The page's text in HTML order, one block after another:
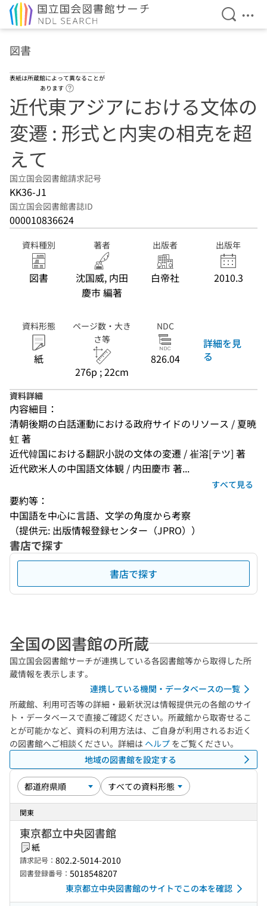
検索を
メ
図書
表紙は所蔵館によって異なることが
あります
近代東アジアにおける文体の
変遷 : 形式と内実の相克を超
えて
国立国会図書館請求記号
KK36-J1
国立国会図書館書誌ID
000010836624
資料種別
図書
著者
沈国威, 内田
慶市 編著
出版者
白帝社
出版年
2010.3
資料形態
紙
ページ数・大き
さ等
276p ; 22cm
NDC
826.04
詳細を見
る
資料詳細
内容細目：
清朝後期の白話運動における政府サイドのリソース / 夏暁
虹 著
近代韓国における翻訳小説の文体の変遷 / 崔溶[テツ] 著
近代欧米人の中国語文体観 / 内田慶市 著...
すべて見る
要約等：
中国語を中心に言語、文学の角度から考察
（提供元: 出版情報登録センター（JPRO））
書店で探す
書店で探す
全国の図書館の所蔵
国立国会図書館サーチが連携している各図書館等から取得した所
蔵情報を表示します。
連携している機関・データベースの一覧
所蔵館、利用可否等の詳細・最新状況は情報提供元の各館のサイ
ト・データベースで直接ご確認ください。所蔵館から取寄せるこ
とが可能かなど、資料の利用方法は、ご自身が利用されるお近く
の図書館へご相談ください。詳細は ヘルプ をご覧ください。
地域の図書館を設定する
関東
東京都立中央図書館
紙
請求記号： 802.2-5014-2010
図書登録番号： 5018548207
東京都立中央図書館のサイトでこの本を確認